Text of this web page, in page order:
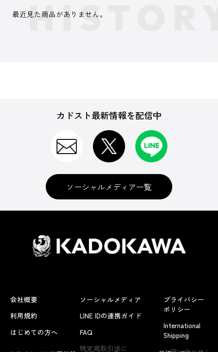
よくあるお問い合わせ
最近見た商品がありません。
カドスト最新情報を配信中
ソーシャルメディア一覧
会社概要
利用規約
はじめての方へ
ソーシャルメディア
LINE IDの連携ガイド
FAQ
特定商取引法に
プライバシー
ポリシー
International
Shipping